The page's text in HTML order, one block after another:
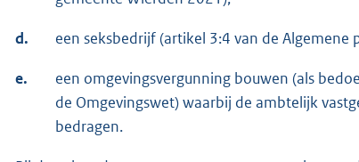
d. een seksbedrijf (artikel 3:4 van de
e.
een omgevingsvergunning bouwen (als
de Omgevingswet) waarbij de ambtelijk
bedragen.